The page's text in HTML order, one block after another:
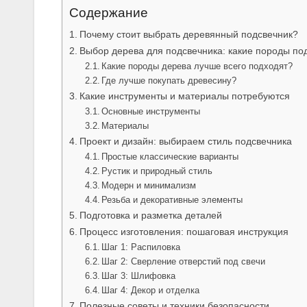
Содержание
Почему стоит выбрать деревянный подсвечник?
Выбор дерева для подсвечника: какие породы
Какие породы дерева лучше всего подходят?
Где лучше покупать древесину?
Какие инструменты и материалы потребуются
Основные инструменты
Материалы
Проект и дизайн: выбираем стиль подсвечника
Простые классические варианты
Рустик и природный стиль
Модерн и минимализм
Резьба и декоративные элементы
Подготовка и разметка деталей
Процесс изготовления: пошаговая инструкция
Шаг 1: Распиловка
Шаг 2: Сверление отверстий под свечи
Шаг 3: Шлифовка
Шаг 4: Декор и отделка